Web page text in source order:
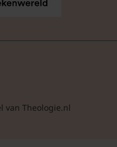
van Theologie.nl